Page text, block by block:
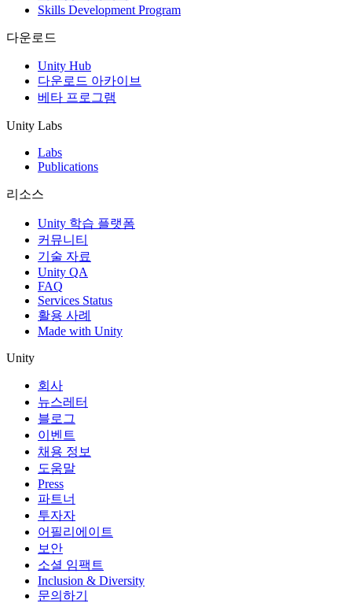
멀티플레이어 게임
멀티플레이어 게임 개발을 간소화하세요.
Skills Development Program
다운로드
Unity Hub
다운로드 아카이브
베타 프로그램
Unity Labs
Labs
Publications
리소스
Unity 학습 플랫폼
커뮤니티
기술 자료
Unity QA
FAQ
Services Status
활용 사례
Made with Unity
Unity
회사
뉴스레터
블로그
이벤트
채용 정보
도움말
Press
파트너
투자자
어필리에이트
보안
소셜 임팩트
Inclusion & Diversity
문의하기